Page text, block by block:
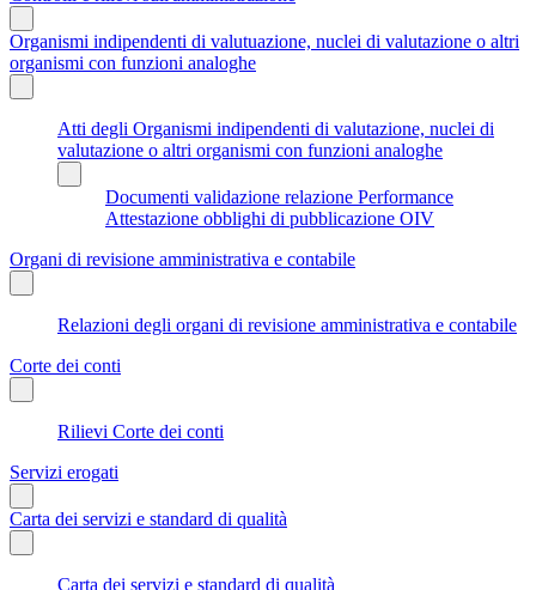
Organismi indipendenti di valutuazione, nuclei di valutazione o altri
organismi con funzioni analoghe
Atti degli Organismi indipendenti di valutazione, nuclei di
valutazione o altri organismi con funzioni analoghe
Documenti validazione relazione Performance
Attestazione obblighi di pubblicazione OIV
Organi di revisione amministrativa e contabile
Relazioni degli organi di revisione amministrativa e contabile
Corte dei conti
Rilievi Corte dei conti
Servizi erogati
Carta dei servizi e standard di qualità
Carta dei servizi e standard di qualità